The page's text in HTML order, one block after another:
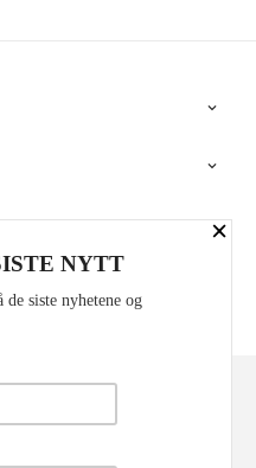
×
NYTT
siste nyhetene og